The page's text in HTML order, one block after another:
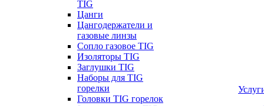
TIG
Цанги
Цангодержатели и
газовые линзы
Сопло газовое TIG
Изоляторы TIG
Заглушки TIG
Наборы для TIG
горелки
Головки TIG горелок